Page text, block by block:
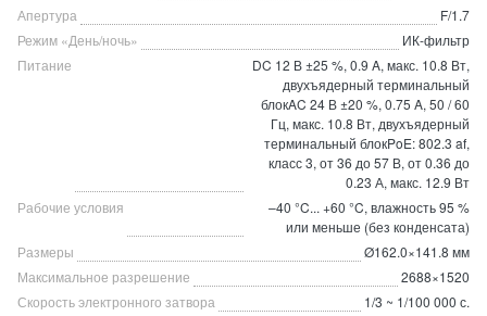
Апертура
F/1.7
Режим «День/ночь»
ИК-фильтр
Питание
DC 12 В ±25 %, 0.9 A, макс. 10.8 Вт,
двухъядерный терминальный
блокAC 24 В ±20 %, 0.75 A, 50 / 60
Гц, макс. 10.8 Вт, двухъядерный
терминальный блокPoE: 802.3 af,
класс 3, от 36 до 57 В, от 0.36 до
0.23 А, макс. 12.9 Вт
Рабочие условия
–40 °C... +60 °C, влажность 95 %
или меньше (без конденсата)
Размеры
Ø162.0×141.8 мм
Максимальное разрешение
2688×1520
Скорость электронного затвора
1/3 ~ 1/100 000 с.